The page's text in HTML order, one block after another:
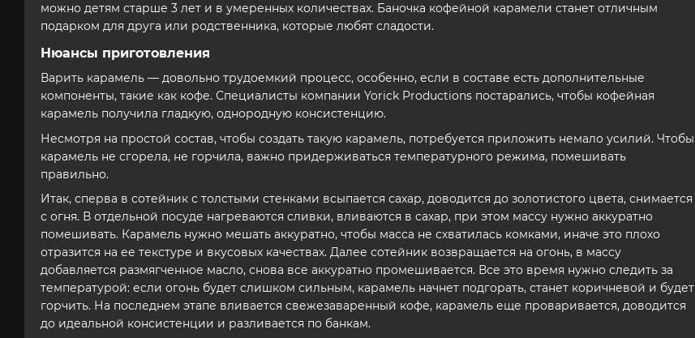
можно детям старше 3 лет и в умеренных количествах. Баночка кофейной карамели станет отличным
подарком для друга или родственника, которые любят сладости.
Нюансы приготовления
Варить карамель — довольно трудоемкий процесс, особенно, если в составе есть дополнительные
компоненты, такие как кофе. Специалисты компании Yorick Productions постарались, чтобы кофейная
карамель получила гладкую, однородную консистенцию.
Несмотря на простой состав, чтобы создать такую карамель, потребуется приложить немало усилий. Чтобы
карамель не сгорела, не горчила, важно придерживаться температурного режима, помешивать
правильно.
Итак, сперва в сотейник с толстыми стенками всыпается сахар, доводится до золотистого цвета, снимается
с огня. В отдельной посуде нагреваются сливки, вливаются в сахар, при этом массу нужно аккуратно
помешивать. Карамель нужно мешать аккуратно, чтобы масса не схватилась комками, иначе это плохо
отразится на ее текстуре и вкусовых качествах. Далее сотейник возвращается на огонь, в массу
добавляется размягченное масло, снова все аккуратно промешивается. Все это время нужно следить за
температурой: если огонь будет слишком сильным, карамель начнет подгорать, станет коричневой и будет
горчить. На последнем этапе вливается свежезаваренный кофе, карамель еще проваривается, доводится
до идеальной консистенции и разливается по банкам.